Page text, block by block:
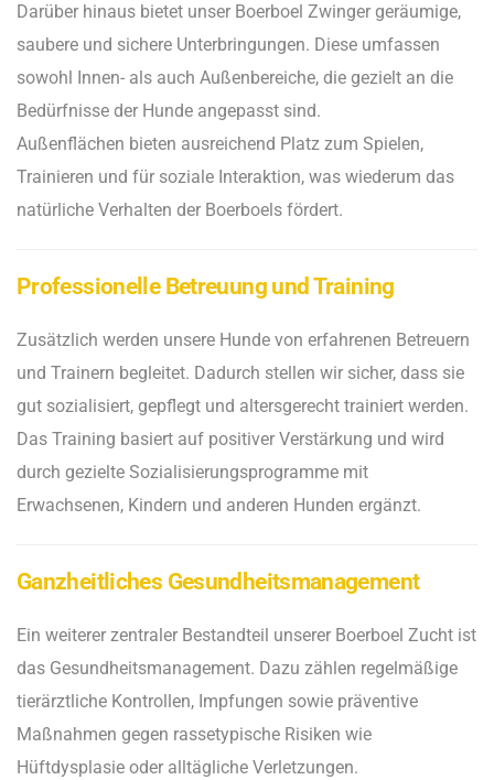
Darüber hinaus bietet unser Boerboel Zwinger geräumige,
saubere und sichere Unterbringungen. Diese umfassen
sowohl Innen- als auch Außenbereiche, die gezielt an die
Bedürfnisse der Hunde angepasst sind.
Außenflächen bieten ausreichend Platz zum Spielen,
Trainieren und für soziale Interaktion, was wiederum das
natürliche Verhalten der Boerboels fördert.
Professionelle Betreuung und Training
Zusätzlich werden unsere Hunde von erfahrenen Betreuern
und Trainern begleitet. Dadurch stellen wir sicher, dass sie
gut sozialisiert, gepflegt und altersgerecht trainiert werden.
Das Training basiert auf positiver Verstärkung und wird
durch gezielte Sozialisierungsprogramme mit
Erwachsenen, Kindern und anderen Hunden ergänzt.
Ganzheitliches Gesundheitsmanagement
Ein weiterer zentraler Bestandteil unserer Boerboel Zucht ist
das Gesundheitsmanagement. Dazu zählen regelmäßige
tierärztliche Kontrollen, Impfungen sowie präventive
Maßnahmen gegen rassetypische Risiken wie
Hüftdysplasie oder alltägliche Verletzungen.